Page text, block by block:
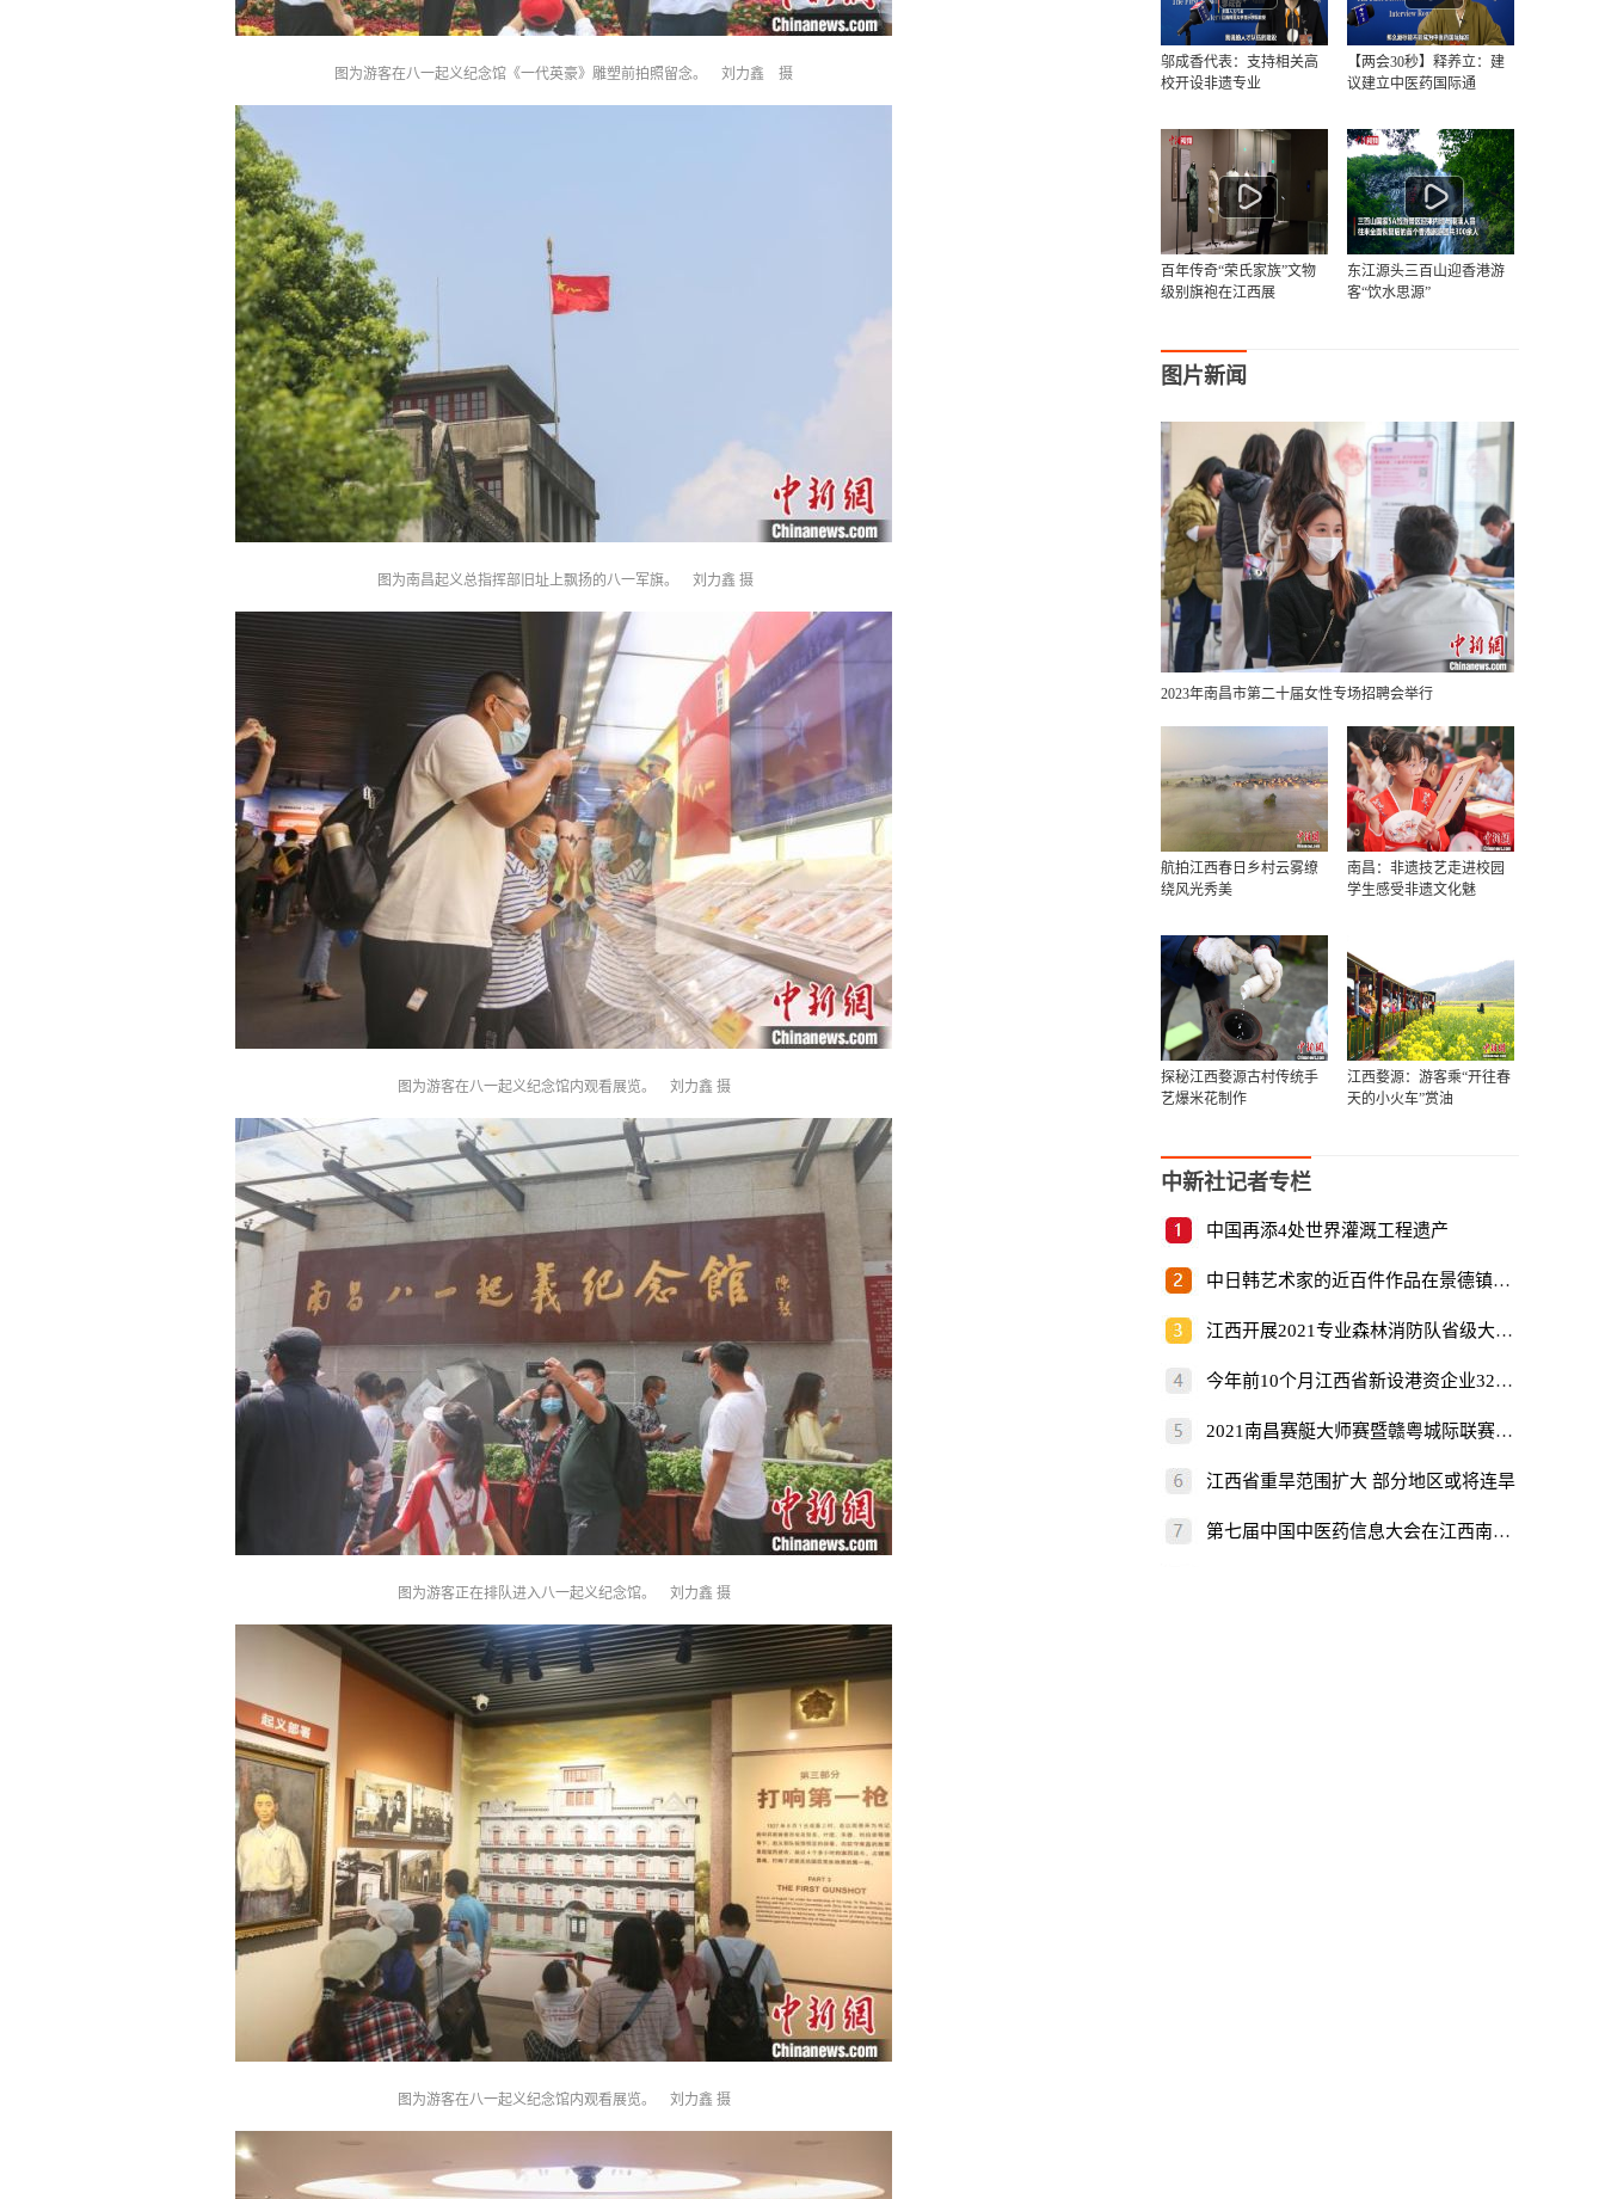
图为游客在八一起义纪念馆《一代英豪》雕塑前拍照留念。 刘力鑫 摄
图为南昌起义总指挥部旧址上飘扬的八一军旗。 刘力鑫 摄
图为游客在八一起义纪念馆内观看展览。 刘力鑫 摄
图为游客正在排队进入八一起义纪念馆。 刘力鑫 摄
图为游客在八一起义纪念馆内观看展览。 刘力鑫 摄
邬成香代表：支持相关高
校开设非遗专业
【两会30秒】释养立：建
议建立中医药国际通
百年传奇“荣氏家族”文物
级别旗袍在江西展
东江源头三百山迎香港游
客“饮水思源”
图片新闻
2023年南昌市第二十届女性专场招聘会举行
航拍江西春日乡村云雾缭
绕风光秀美
南昌：非遗技艺走进校园
学生感受非遗文化魅
探秘江西婺源古村传统手
艺爆米花制作
江西婺源：游客乘“开往春
天的小火车”赏油
中新社记者专栏
中国再添4处世界灌溉工程遗产
中日韩艺术家的近百件作品在景德镇展出
江西开展2021专业森林消防队省级大比武
今年前10个月江西省新设港资企业325家
2021南昌赛艇大师赛暨赣粤城际联赛开赛
江西省重旱范围扩大 部分地区或将连旱
第七届中国中医药信息大会在江西南昌开幕